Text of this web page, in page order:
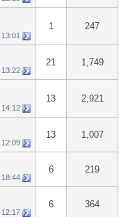
13:01
1 247
13:22
21 1,749
14:12
13 2,921
12:09
13 1,007
18:44
6 219
12:17
6 364